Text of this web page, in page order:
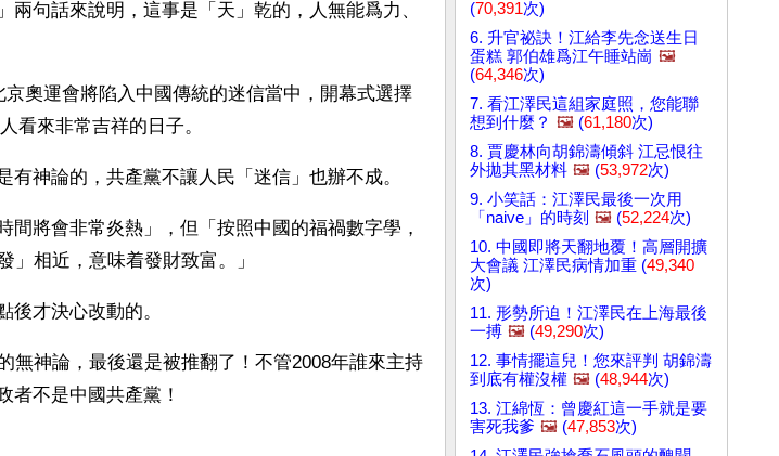
句話來說明，這事是「天」乾的，人無能爲力、
奧運會將陷入中國傳統的迷信當中，開幕式選擇
看來非常吉祥的日子。
神論的，共產黨不讓人民「迷信」也辦不成。
將會非常炎熱」，但「按照中國的福禍數字學，
」相近，意味着發財致富。」
後才決心改動的。
無神論，最後還是被推翻了！不管2008年誰來主持
者不是中國共產黨！
(70,391次)
6. 升官祕訣！江給李先念送生日
蛋糕 郭伯雄爲江午睡站崗 🖼️
(64,346次)
7. 看江澤民這組家庭照，您能聯
想到什麼？ 🖼️ (61,180次)
8. 賈慶林向胡錦濤傾斜 江忌恨往
外拋其黑材料 🖼️ (53,972次)
9. 小笑話：江澤民最後一次用
「naive」的時刻 🖼️ (52,224次)
10. 中國即將天翻地覆！高層開擴
大會議 江澤民病情加重 (49,340
次)
11. 形勢所迫！江澤民在上海最後
一搏 🖼️ (49,290次)
12. 事情擺這兒！您來評判 胡錦濤
到底有權沒權 🖼️ (48,944次)
13. 江綿恆：曾慶紅這一手就是要
害死我爹 🖼️ (47,853次)